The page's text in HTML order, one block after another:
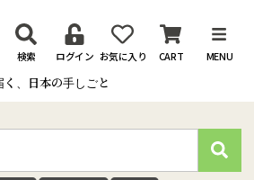
、日本の手しごと
検索 ログイン お気に入り CART MENU
検
索